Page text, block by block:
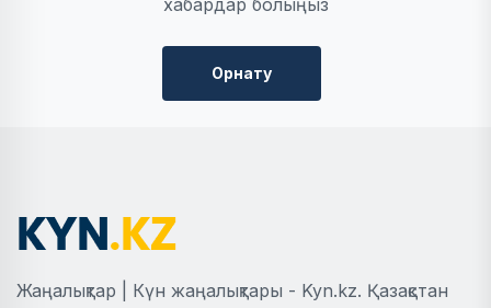
Орнату
Жаңалықтар | Күн жаңалықтары - Kyn.kz. Қазақстан